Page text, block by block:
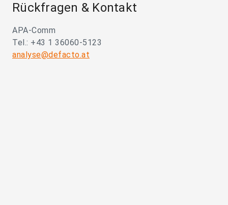
Rückfragen & Kontakt
APA-Comm
Tel.: +43 1 36060-5123
analyse@defacto.at